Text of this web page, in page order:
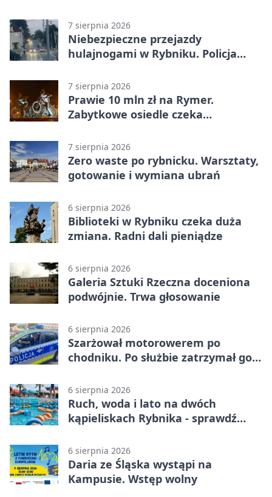
7 sierpnia 2026
Niebezpieczne przejazdy
hulajnogami w Rybniku. Policja
7 sierpnia 2026
Prawie 10 mln zł na Rymer.
Zabytkowe osiedle czeka
7 sierpnia 2026
Zero waste po rybnicku. Warsztaty,
gotowanie i wymiana ubrań
6 sierpnia 2026
Biblioteki w Rybniku czeka duża
zmiana. Radni dali pieniądze
6 sierpnia 2026
Galeria Sztuki Rzeczna doceniona
podwójnie. Trwa głosowanie
6 sierpnia 2026
Szarżował motorowerem po
chodniku. Po służbie zatrzymał go
6 sierpnia 2026
Ruch, woda i lato na dwóch
kąpieliskach Rybnika - sprawdź
6 sierpnia 2026
Daria ze Śląska wystąpi na
Kampusie. Wstęp wolny